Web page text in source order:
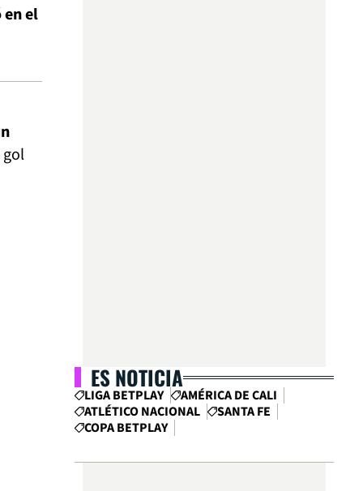
el
ES NOTICIA
LIGA BETPLAY
AMÉRICA DE CALI
ATLÉTICO NACIONAL
SANTA FE
COPA BETPLAY